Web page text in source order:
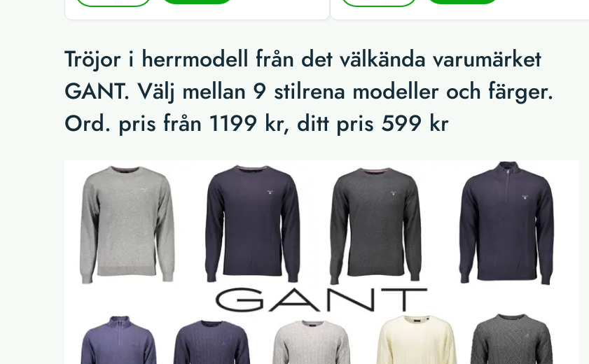
Tröjor i herrmodell från det välkända varumärket
GANT. Välj mellan 9 stilrena modeller och färger.
Ord. pris från 1199 kr, ditt pris 599 kr